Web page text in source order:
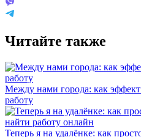
Читайте также
Между нами города: как
работу
Теперь я на удалёнке: как